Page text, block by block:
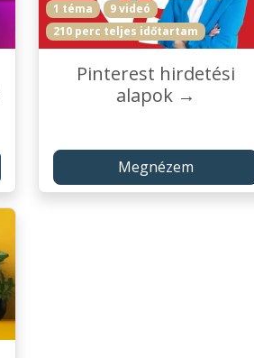
1 téma
9 videó
210 perc teljes időtartam
Pinterest hirdetési
alapok →
Megnézem